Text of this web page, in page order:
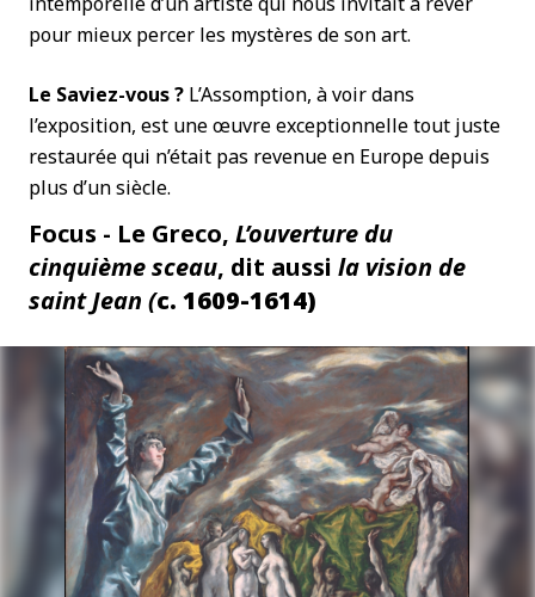
pour mieux percer les mystères de son art.
Le Saviez-vous ? L’Assomption, à voir dans
l’exposition, est une œuvre exceptionnelle tout juste
restaurée qui n’était pas revenue en Europe depuis
plus d’un siècle.
Focus - Le Greco, L’ouverture du
cinquième sceau, dit aussi la vision de
saint Jean (c. 1609-1614)